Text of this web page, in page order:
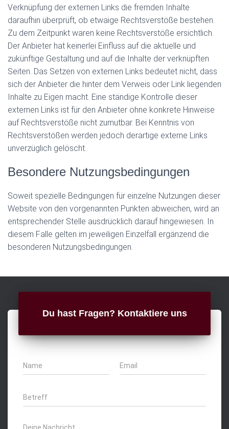
Verknüpfung der externen Links die fremden Inhalte
daraufhin überprüft, ob etwaige Rechtsverstöße bestehen.
Zu dem Zeitpunkt waren keine Rechtsverstöße ersichtlich.
Der Anbieter hat keinerlei Einfluss auf die aktuelle und
zukünftige Gestaltung und auf die Inhalte der verknüpften
Seiten. Das Setzen von externen Links bedeutet nicht, dass
sich der Anbieter die hinter dem Verweis oder Link liegenden
Inhalte zu Eigen macht. Eine ständige Kontrolle dieser
externen Links ist für den Anbieter ohne konkrete Hinweise
auf Rechtsverstöße nicht zumutbar. Bei Kenntnis von
Rechtsverstößen werden jedoch derartige externe Links
unverzüglich gelöscht.
Besondere Nutzungsbedingungen
Soweit spezielle Bedingungen für einzelne Nutzungen dieser
Website von den vorgenannten Punkten abweichen, wird an
entsprechender Stelle ausdrücklich darauf hingewiesen. In
diesem Falle gelten im jeweiligen Einzelfall ergänzend die
besonderen Nutzungsbedingungen.
Du hast Fragen? Kontaktiere uns
N
a
*
E
m
B
e
r
D